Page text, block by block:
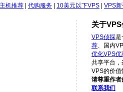
机推荐 代购服务 10美元以下VPS VPS
关于
VPS侦探是
荐 、国内
优化VPS优
共享平台
VPS的价值
请尊重作
联系我们